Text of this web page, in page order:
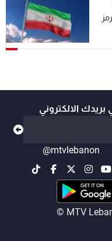
الالكتروني
@mtvlebanon
© MTV